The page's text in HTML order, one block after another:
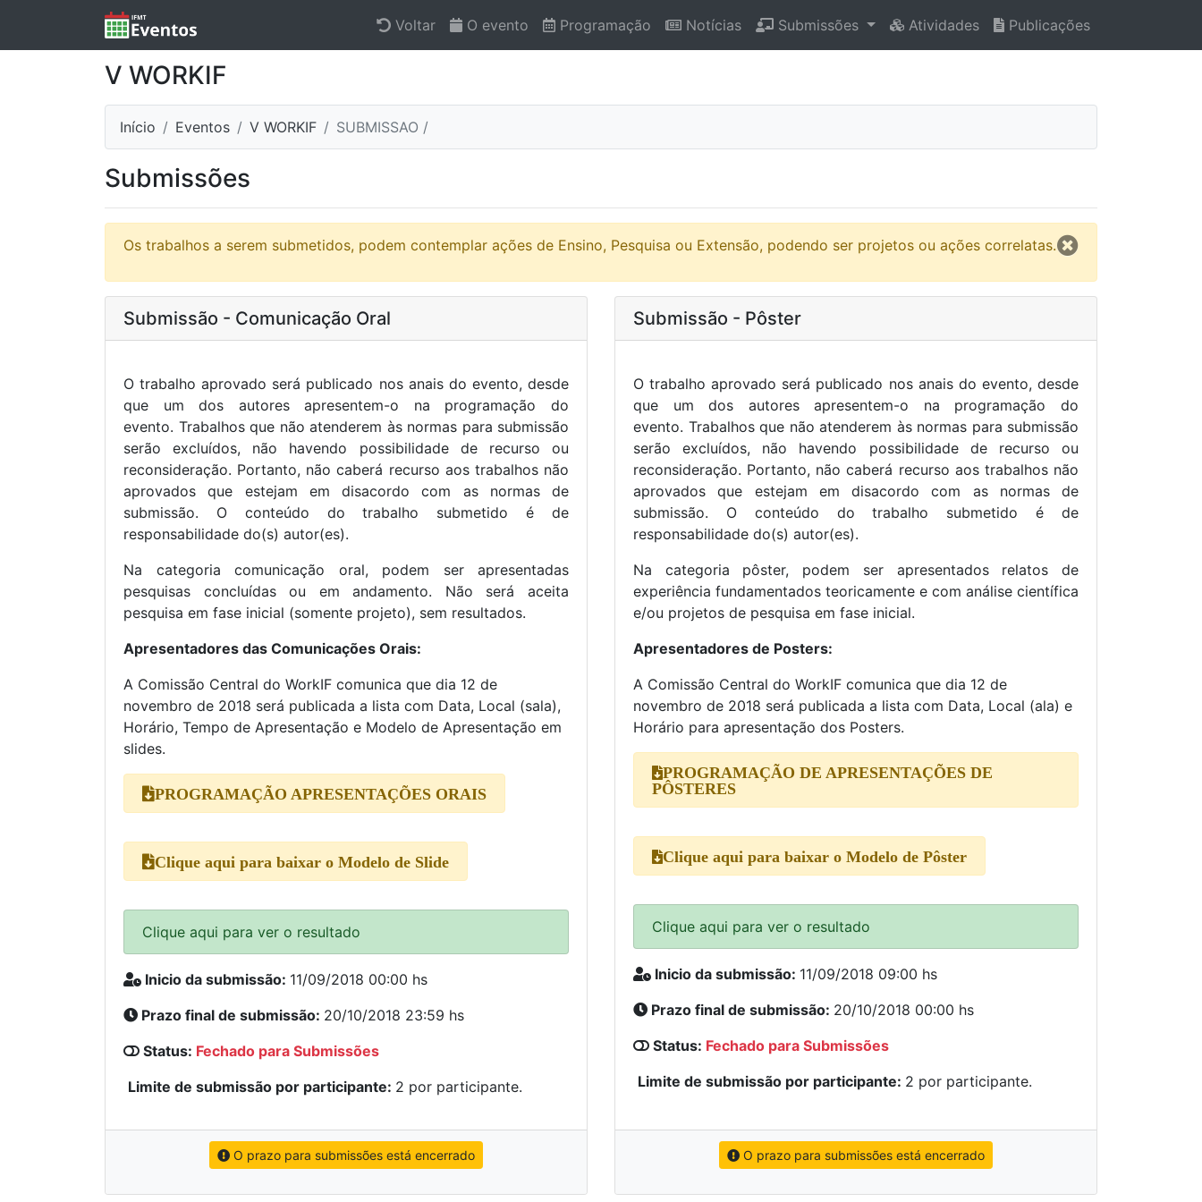
Voltar O evento Programação Notícias Submissões Atividades Publicações
V WORKIF
Início Eventos V WORKIF SUBMISSAO /
Submissões
Os trabalhos a serem submetidos, podem contemplar ações de Ensino, Pesquisa ou Extensão, podendo ser projetos ou ações correlatas.
Submissão - Comunicação Oral
O trabalho aprovado será publicado nos anais do evento, desde
que um dos autores apresentem-o na programação do
evento. Trabalhos que não atenderem às normas para submissão
serão excluídos, não havendo possibilidade de recurso ou
reconsideração. Portanto, não caberá recurso aos trabalhos não
aprovados que estejam em disacordo com as normas de
submissão. O conteúdo do trabalho submetido é de
responsabilidade do(s) autor(es).
Na categoria comunicação oral, podem ser apresentadas
pesquisas concluídas ou em andamento. Não será aceita
pesquisa em fase inicial (somente projeto), sem resultados.
Apresentadores das Comunicações Orais:
A Comissão Central do WorkIF comunica que dia 12 de
novembro de 2018 será publicada a lista com Data, Local (sala),
Horário, Tempo de Apresentação e Modelo de Apresentação em
slides.
PROGRAMAÇÃO APRESENTAÇÕES ORAIS
Clique aqui para baixar o Modelo de Slide
Clique aqui para ver o resultado
Inicio da submissão: 11/09/2018 00:00 hs
Prazo final de submissão: 20/10/2018 23:59 hs
Status: Fechado para Submissões
Limite de submissão por participante: 2 por participante.
O prazo para submissões está encerrado
Submissão - Pôster
O trabalho aprovado será publicado nos anais do evento, desde
que um dos autores apresentem-o na programação do
evento. Trabalhos que não atenderem às normas para submissão
serão excluídos, não havendo possibilidade de recurso ou
reconsideração. Portanto, não caberá recurso aos trabalhos não
aprovados que estejam em disacordo com as normas de
submissão. O conteúdo do trabalho submetido é de
responsabilidade do(s) autor(es).
Na categoria pôster, podem ser apresentados relatos de
experiência fundamentados teoricamente e com análise científica
e/ou projetos de pesquisa em fase inicial.
Apresentadores de Posters:
A Comissão Central do WorkIF comunica que dia 12 de
novembro de 2018 será publicada a lista com Data, Local (ala) e
Horário para apresentação dos Posters.
PROGRAMAÇÃO DE APRESENTAÇÕES DE
PÔSTERES
Clique aqui para baixar o Modelo de Pôster
Clique aqui para ver o resultado
Inicio da submissão: 11/09/2018 09:00 hs
Prazo final de submissão: 20/10/2018 00:00 hs
Status: Fechado para Submissões
Limite de submissão por participante: 2 por participante.
O prazo para submissões está encerrado